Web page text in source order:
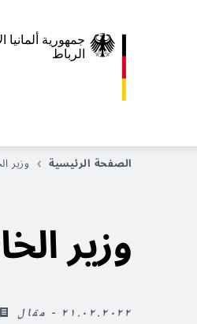
جمهورية ألمانيا
الرباط
الصفحة الرئيسية وزير
وزير
٢١.٠٢.٢٠٢٢ - مقال